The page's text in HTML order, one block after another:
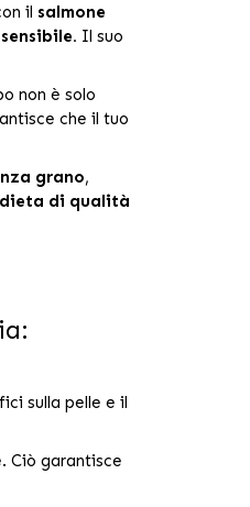
il salmone
Il suo
non è solo
che il tuo
grano,
dieta di qualità
sulla pelle e il
Ciò garantisce